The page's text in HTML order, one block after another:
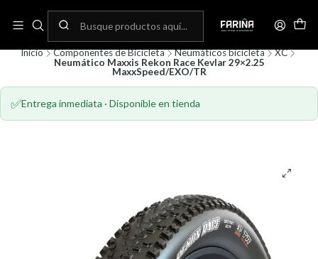
Envíos gratis por compras sobre 80.000! (No aplica para bicicletas)
Inicio Componentes de Bicicleta Neumáticos bicicleta
XC
Neumático Maxxis Rekon Race Kevlar 29×2.25
MaxxSpeed/EXO/TR
✅Entrega inmediata · Disponible en tienda